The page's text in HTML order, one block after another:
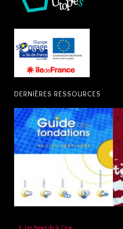
DERNIÈRES RESSOURCES
Les News de la Casa